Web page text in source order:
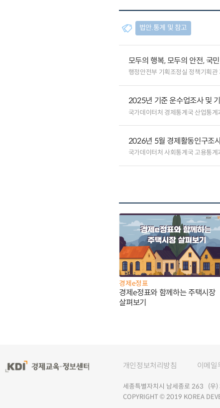
법안.통계 및 참고
모두의 행복, 모두의 안전, 국
행정안전부 기획조정실 정책기획관
2025년 기준 운수업조사 및
국가데이터처 경제통계국 산업통계
2026년 5월 경제활동인구조
국가데이터처 사회통계국 고용통계
경제e정표
경제e정표와 함께하는 주택시장
살펴보기
개인정보처리방침 이메일
세종특별자치시 남세종로 263 (
COPYRIGHT © 2019 KOREA